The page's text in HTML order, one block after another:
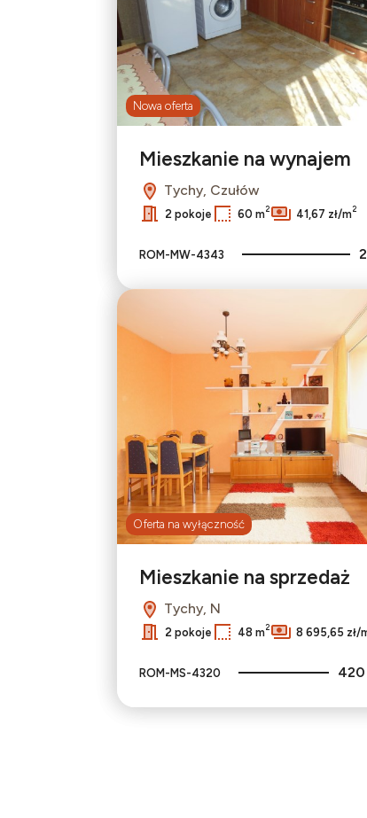
Nowa oferta
Mieszkanie na wynajem
Tychy, Czułów
2 pokoje 60 m2 41,67 zł/m2
ROM-MW-4343
Oferta na wyłączność
Mieszkanie na sprzedaż
Tychy, N
2 pokoje 48 m2 8 695,65 zł/
ROM-MS-4320